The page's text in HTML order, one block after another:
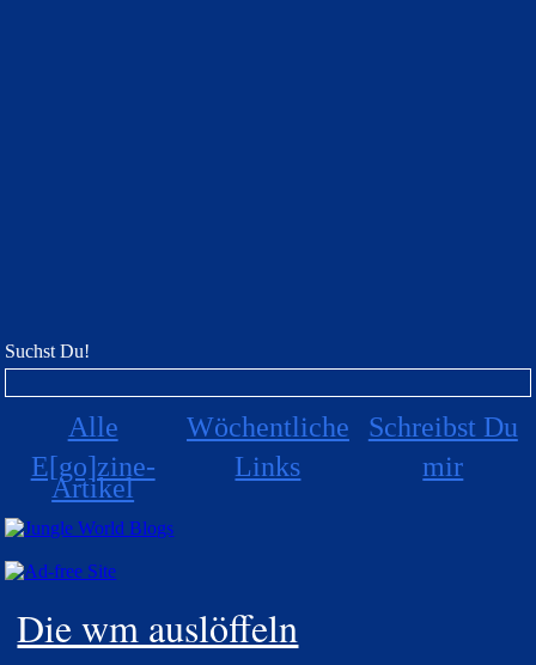
Die wm auslöffeln
Suchst Du!
Alle
E[go]zine-
Artikel
Wöchentliche
Links
Schreibst Du
mir